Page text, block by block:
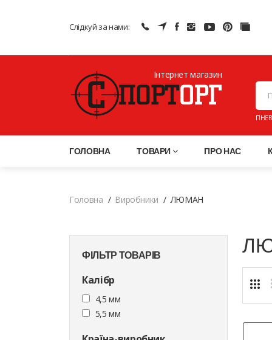
Слідкуй за нами:
Інтернет магазин
ГОЛОВНА ТОВАРИ ПРО НАС
Головна Виробники ЛЮМАН
ФІЛЬТР ТОВАРІВ
Калібр
4,5 мм
5,5 мм